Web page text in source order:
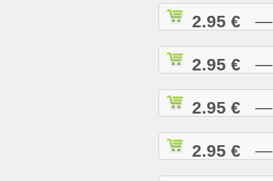
2.95 € —
2.95 € —
2.95 € —
2.95 € —